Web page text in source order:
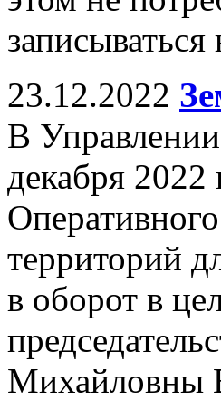
23.12.2022
В
декабря 2022
территорий
в оборот в
Михайловны